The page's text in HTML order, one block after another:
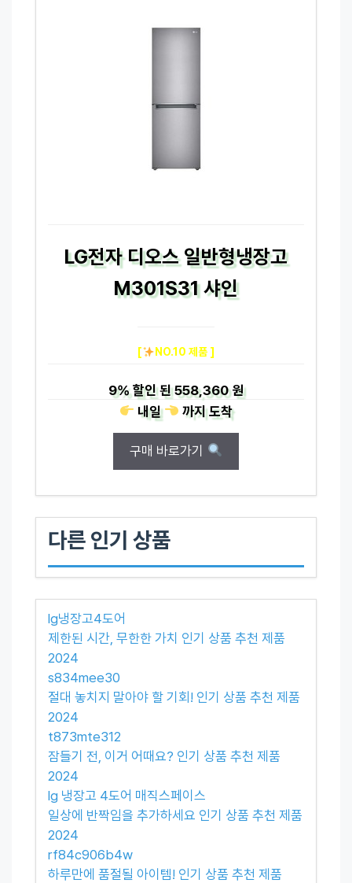
LG전자 디오스 일반형냉장고
M301S31 샤인
[ NO.10 제품 ]
9%할인 된558,360 원
내일
까지도착
구매 바로가기
다른 인기 상품
lg냉장고4도어
제한된 시간, 무한한 가치 인기 상품 추천 제품
2024
s834mee30
절대 놓치지 말아야 할 기회! 인기 상품 추천 제품
2024
t873mte312
잠들기 전, 이거 어때요? 인기 상품 추천 제품
2024
lg 냉장고 4도어 매직스페이스
일상에 반짝임을 추가하세요 인기 상품 추천 제품
2024
rf84c906b4w
하루만에 품절될 아이템! 인기 상품 추천 제품